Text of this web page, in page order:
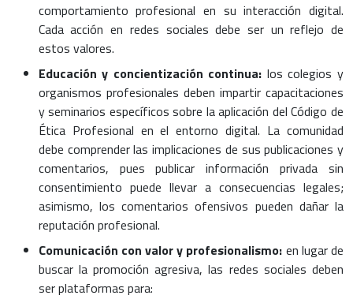
comportamiento profesional en su interacción digital.
Cada acción en redes sociales debe ser un reflejo de
estos valores.
Educación y concientización continua: los colegios y
organismos profesionales deben impartir capacitaciones
y seminarios específicos sobre la aplicación del Código de
Ética Profesional en el entorno digital. La comunidad
debe comprender las implicaciones de sus publicaciones y
comentarios, pues publicar información privada sin
consentimiento puede llevar a consecuencias legales;
asimismo, los comentarios ofensivos pueden dañar la
reputación profesional.
Comunicación con valor y profesionalismo: en lugar de
buscar la promoción agresiva, las redes sociales deben
ser plataformas para: